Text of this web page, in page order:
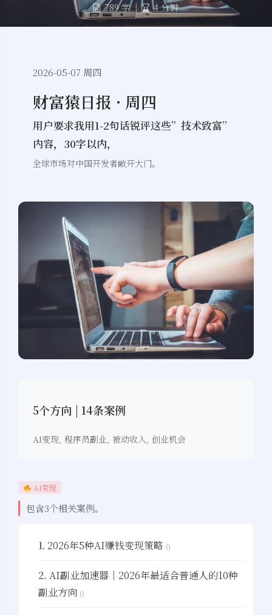
789 字 | 4 分钟
2026-05-07 周四
财富猿日报 · 周四
用户要求我用1-2句话锐评这些”技术致富”
内容，30字以内，
全球市场对中国开发者敞开大门。
5个方向 | 14条案例
AI变现, 程序员副业, 被动收入, 创业机会
AI变现
包含3个相关案例。
1. 2026年5种AI赚钱变现策略 ()
2. AI副业加速器｜2026年最适合普通人的10种
副业方向 ()